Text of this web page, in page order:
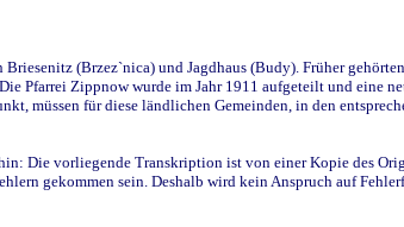
(Brzez`nica) und Jagdhaus (Budy). Früher
Pfarrei Zippnow wurde im Jahr 1911 aufgeteilt und eine
für diese ländlichen Gemeinden, in den
Die vorliegende Transkription ist von einer Kopie des
gekommen sein. Deshalb wird kein Anspruch auf